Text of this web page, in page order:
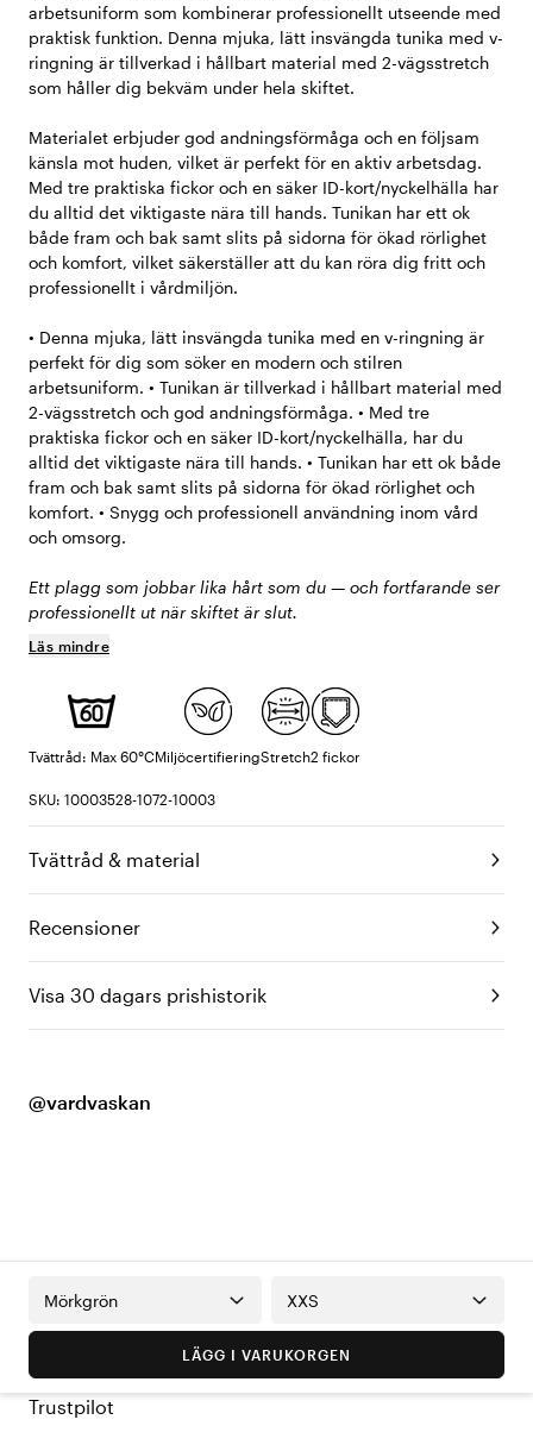
arbetsuniform som kombinerar professionellt utseende med
praktisk funktion. Denna mjuka, lätt insvängda tunika med v-
ringning är tillverkad i hållbart material med 2-vägsstretch
som håller dig bekväm under hela skiftet.
Materialet erbjuder god andningsförmåga och en följsam
känsla mot huden, vilket är perfekt för en aktiv arbetsdag.
Med tre praktiska fickor och en säker ID-kort/nyckelhälla har
du alltid det viktigaste nära till hands. Tunikan har ett ok
både fram och bak samt slits på sidorna för ökad rörlighet
och komfort, vilket säkerställer att du kan röra dig fritt och
professionellt i vårdmiljön.
• Denna mjuka, lätt insvängda tunika med en v-ringning är
perfekt för dig som söker en modern och stilren
arbetsuniform. • Tunikan är tillverkad i hållbart material med
2-vägsstretch och god andningsförmåga. • Med tre
praktiska fickor och en säker ID-kort/nyckelhälla, har du
alltid det viktigaste nära till hands. • Tunikan har ett ok både
fram och bak samt slits på sidorna för ökad rörlighet och
komfort. • Snygg och professionell användning inom vård
och omsorg.
Ett plagg som jobbar lika hårt som du — och fortfarande ser
professionellt ut när skiftet är slut.
Läs mindre
Tvättråd: Max 60°CMiljöcertifieringStretch2 fickor
SKU: 10003528-1072-10003
Tvättråd & material
Recensioner
Visa 30 dagars prishistorik
@vardvaskan
Mörkgrön XXS
LÄGG I VARUKORGEN
Trustpilot